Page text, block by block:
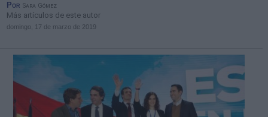
Por Sara Gómez
Más artículos de este autor
domingo, 17 de marzo de 2019